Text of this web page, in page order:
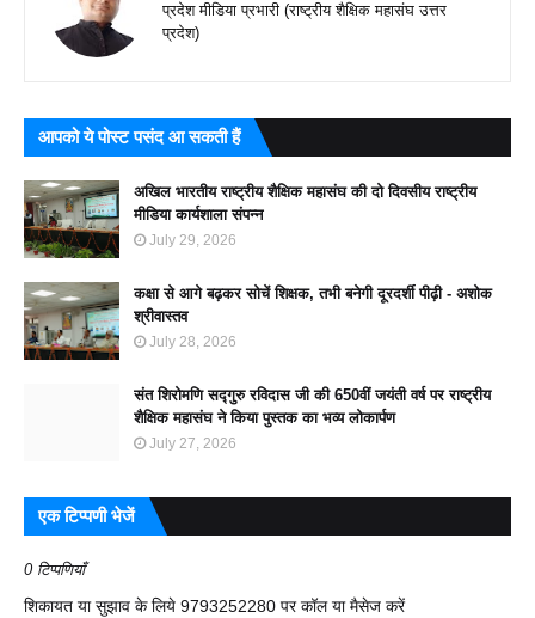
प्रदेश मीडिया प्रभारी (राष्ट्रीय शैक्षिक महासंघ उत्तर
प्रदेश)
आपको ये पोस्ट पसंद आ सकती हैं
अखिल भारतीय राष्ट्रीय शैक्षिक महासंघ की दो दिवसीय राष्ट्रीय
मीडिया कार्यशाला संपन्न
July 29, 2026
कक्षा से आगे बढ़कर सोचें शिक्षक, तभी बनेगी दूरदर्शी पीढ़ी - अशोक
श्रीवास्तव
July 28, 2026
संत शिरोमणि सद्गुरु रविदास जी की 650वीं जयंती वर्ष पर राष्ट्रीय
शैक्षिक महासंघ ने किया पुस्तक का भव्य लोकार्पण
July 27, 2026
एक टिप्पणी भेजें
0 टिप्पणियाँ
शिकायत या सुझाव के लिये 9793252280 पर कॉल या मैसेज करें